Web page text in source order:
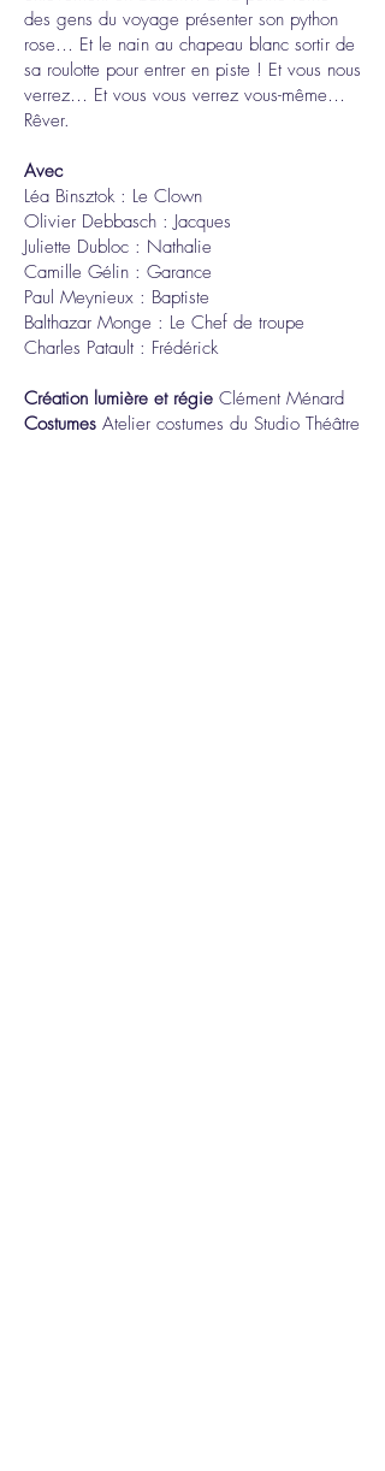
des gens du voyage présenter son python
rose… Et le nain au chapeau blanc sortir de
sa roulotte pour entrer en piste ! Et vous nous
verrez… Et vous vous verrez vous-même…
Rêver.
Avec
Léa Binsztok : Le Clown
Olivier Debbasch : Jacques
Juliette Dubloc : Nathalie
Camille Gélin : Garance
Paul Meynieux : Baptiste
Balthazar Monge : Le Chef de troupe
Charles Patault : Frédérick
Création lumière et régie Clément Ménard
Costumes Atelier costumes du Studio Théâtre